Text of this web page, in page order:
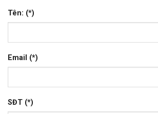
Tên: (*)
Email (*)
SĐT (*)